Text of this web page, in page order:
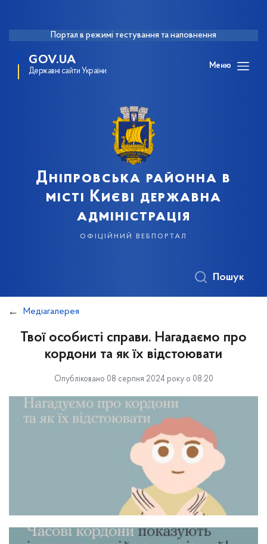
Портал в режимі тестування та наповнення
GOV.UA
Державні сайти України
Меню
Дніпровська районна в
місті Києві державна
адміністрація
офіційний вебпортал
Пошук
Медіагалерея
Твої особисті справи. Нагадаємо про
кордони та як їх відстоювати
Опубліковано 08 серпня 2024 року о 08:20